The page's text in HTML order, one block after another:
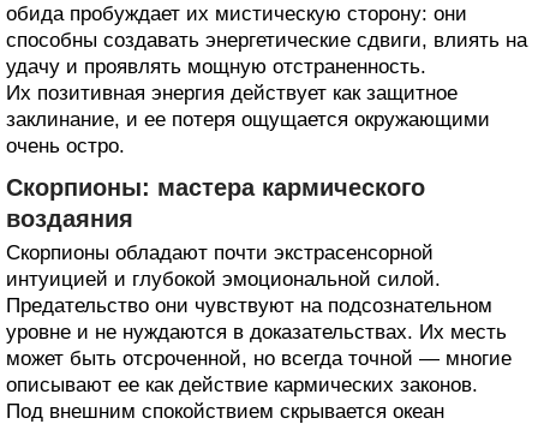
обида пробуждает их мистическую сторону: они
способны создавать энергетические сдвиги, влиять на
удачу и проявлять мощную отстраненность.
Их позитивная энергия действует как защитное
заклинание, и ее потеря ощущается окружающими
очень остро.
Скорпионы: мастера кармического
воздаяния
Скорпионы обладают почти экстрасенсорной
интуицией и глубокой эмоциональной силой.
Предательство они чувствуют на подсознательном
уровне и не нуждаются в доказательствах. Их месть
может быть отсроченной, но всегда точной — многие
описывают ее как действие кармических законов.
Под внешним спокойствием скрывается океан